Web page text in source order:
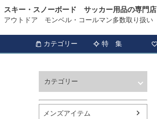
スキー・スノーボード サッカー用品の専門店
アウトドア モンベル・コールマン多数取り扱い
カテゴリー 特 集
カテゴリー
メンズアイテム